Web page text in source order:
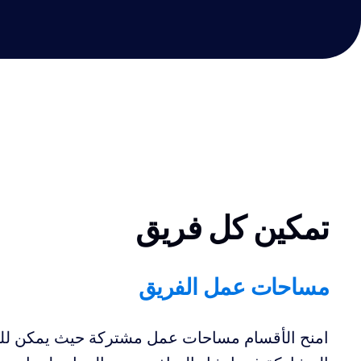
تمكين كل فريق
مساحات عمل الفريق
امنح الأقسام مساحات عمل مشتركة حيث يمكن